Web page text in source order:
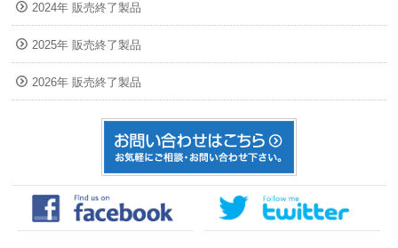
2024年 販売終了製品
2025年 販売終了製品
2026年 販売終了製品